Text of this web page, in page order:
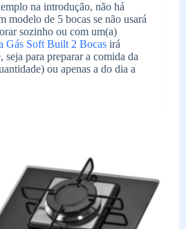
na introdução, não há
modelo de 5 bocas se não usará
sozinho ou com um(a)
Gás Soft Built 2 Bocas irá
seja para preparar a comida da
ou apenas a do dia a